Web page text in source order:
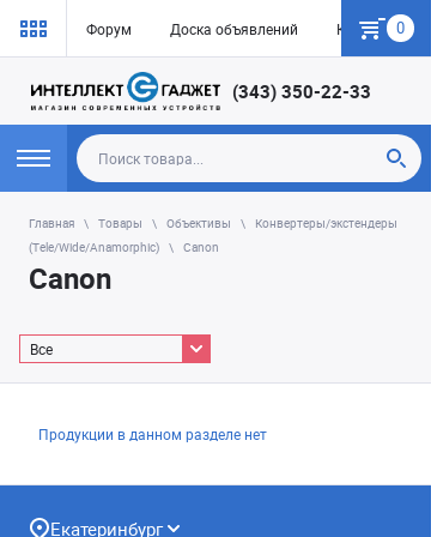
Форум Доска объявлений Как купить
0
(343) 350-22-33
Главная Товары Объективы
Конвертеры/экстендеры
(Tele/Wide/Anamorphic)
Canon
Canon
Все
Продукции в данном разделе нет
Екатеринбург